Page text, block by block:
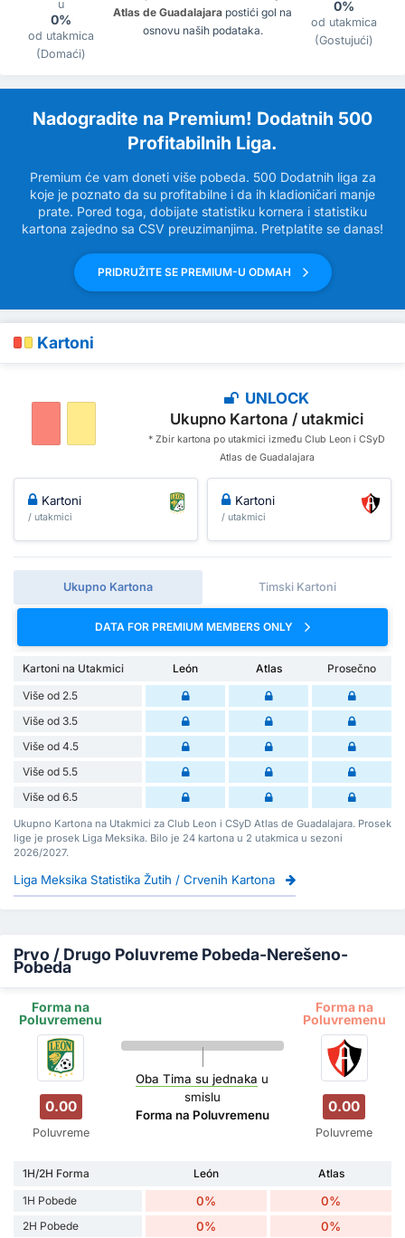
u
0%
od utakmica
(Domaći)
Atlas de Guadalajara postići gol na
osnovu naših podataka.
0%
od utakmica
(Gostujući)
Nadogradite na Premium! Dodatnih 500
Profitabilnih Liga.
Premium će vam doneti više pobeda. 500 Dodatnih liga za
koje je poznato da su profitabilne i da ih kladioničari manje
prate. Pored toga, dobijate statistiku kornera i statistiku
kartona zajedno sa CSV preuzimanjima. Pretplatite se danas!
PRIDRUŽITE SE PREMIUM-U ODMAH
Kartoni
UNLOCK
Ukupno Kartona / utakmici
* Zbir kartona po utakmici između Club Leon i CSyD
Atlas de Guadalajara
Kartoni
/ utakmici
Kartoni
/ utakmici
Ukupno Kartona Timski Kartoni
DATA FOR PREMIUM MEMBERS ONLY
Kartoni na Utakmici León Atlas
Prosečno
Više od 2.5
Više od 3.5
Više od 4.5
Više od 5.5
Više od 6.5
Ukupno Kartona na Utakmici za Club Leon i CSyD Atlas de Guadalajara. Prosek
lige je prosek Liga Meksika. Bilo je 24 kartona u 2 utakmica u sezoni
2026/2027.
Liga Meksika Statistika Žutih / Crvenih Kartona
Prvo / Drugo Poluvreme Pobeda-Nerešeno-
Pobeda
Forma na
Poluvremenu
Forma na
Poluvremenu
0.00
Poluvreme
Oba Tima su jednaka u
smislu
Forma na Poluvremenu
0.00
Poluvreme
1H/2H Forma León
Atlas
1H Pobede
0% 0%
2H Pobede 0% 0%